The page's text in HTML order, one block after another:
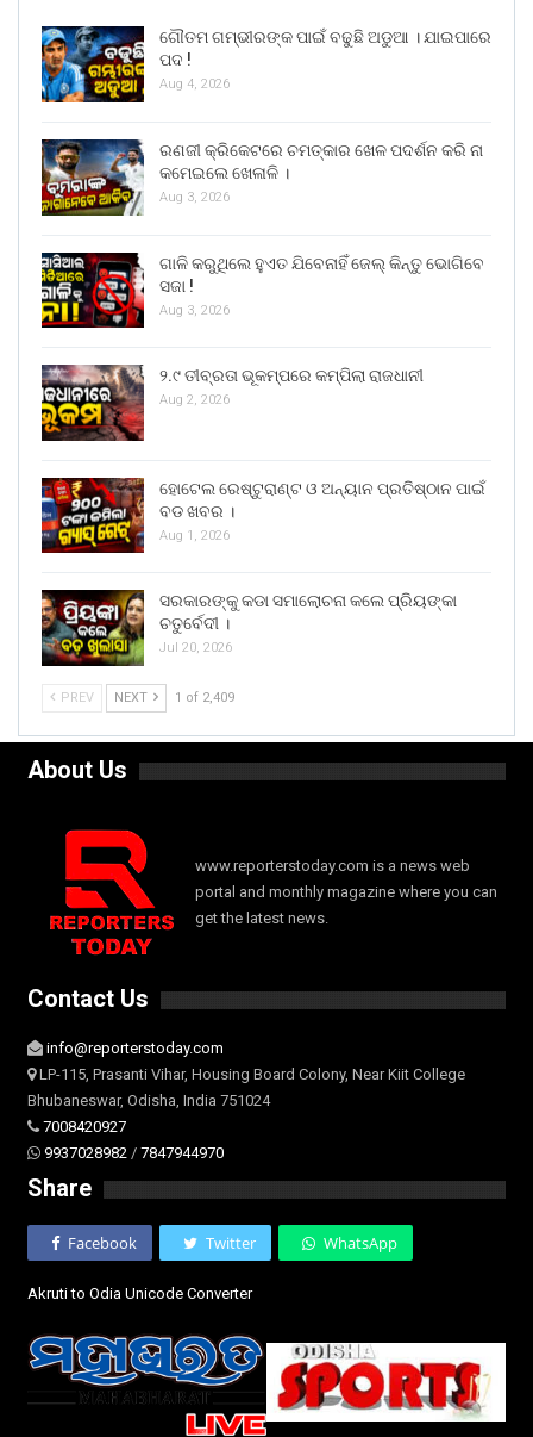
ଗୌତମ ଗମ୍ଭୀରଙ୍କ ପାଇଁ ବଢୁଛି ଅଡୁଆ । ଯାଇପାରେ
ପଦ !
Aug 4, 2026
ରଣଜୀ କ୍ରିକେଟରେ ଚମତ୍କାର ଖେଳ ପଦର୍ଶନ କରି ନା
କମେଇଲେ ଖେଳାଳି ।
Aug 3, 2026
ଗାଳି କରୁଥିଲେ ହୁଏତ ଯିବେନାହିଁ ଜେଲ୍ କିନ୍ତୁ ଭୋଗିବେ
ସଜା !
Aug 3, 2026
୨.୯ ତୀବ୍ରତା ଭୂକମ୍ପରେ କମ୍ପିଲା ରାଜଧାନୀ
Aug 2, 2026
ହୋଟେଲ ରେଷ୍ଟୁରାଣ୍ଟ ଓ ଅନ୍ୟାନ ପ୍ରତିଷ୍ଠାନ ପାଇଁ
ବଡ ଖବର ।
Aug 1, 2026
ସରକାରଙ୍କୁ କଡା ସମାଲୋଚନା କଲେ ପ୍ରିୟଙ୍କା
ଚତୁର୍ବେଦୀ ।
Jul 20, 2026
PREV NEXT 1 of 2,409
About Us
www.reporterstoday.com is a news web
portal and monthly magazine where you can
get the latest news.
Contact Us
info@reporterstoday.com
LP-115, Prasanti Vihar, Housing Board Colony, Near Kiit College
Bhubaneswar, Odisha, India 751024
7008420927
9937028982 / 7847944970
Share
Facebook Twitter WhatsApp
Akruti to Odia Unicode Converter